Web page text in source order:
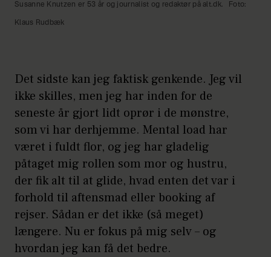
Susanne Knutzen er 53 år og journalist og redaktør på alt.dk. Foto:
Klaus Rudbæk
Det sidste kan jeg faktisk genkende. Jeg vil
ikke skilles, men jeg har inden for de
seneste år gjort lidt oprør i de mønstre,
som vi har derhjemme. Mental load har
været i fuldt flor, og jeg har gladelig
påtaget mig rollen som mor og hustru,
der fik alt til at glide, hvad enten det var i
forhold til aftensmad eller booking af
rejser. Sådan er det ikke (så meget)
længere. Nu er fokus på mig selv – og
hvordan jeg kan få det bedre.